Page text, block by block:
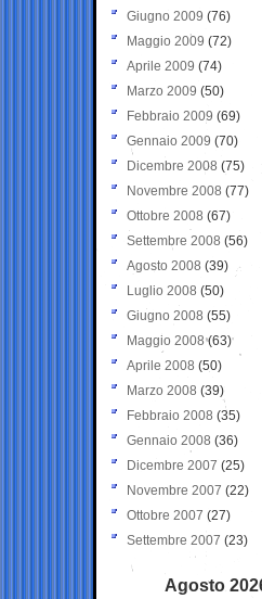
Giugno 2009 (76)
Maggio 2009 (72)
Aprile 2009 (74)
Marzo 2009 (50)
Febbraio 2009 (69)
Gennaio 2009 (70)
Dicembre 2008 (75)
Novembre 2008 (77)
Ottobre 2008 (67)
Settembre 2008 (56)
Agosto 2008 (39)
Luglio 2008 (50)
Giugno 2008 (55)
Maggio 2008(63)
Aprile 2008 (50)
Marzo 2008 (39)
Febbraio 2008 (35)
Gennaio 2008 (36)
Dicembre 2007 (25)
Novembre 2007 (22)
Ottobre 2007 (27)
Settembre 2007 (23)
Agosto